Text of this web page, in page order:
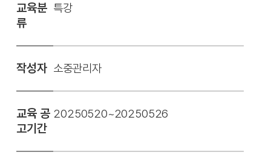
교육분
류
특강
작성자 소중관리자
교육 공
고기간
20250520~20250526